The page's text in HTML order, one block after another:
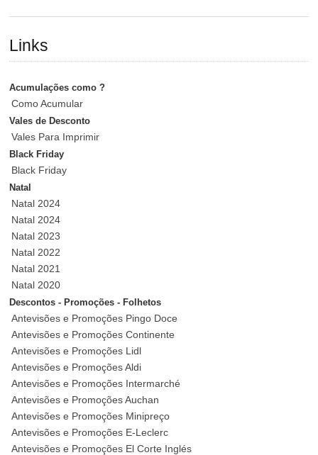
Links
Acumulações como ?
Como Acumular
Vales de Desconto
Vales Para Imprimir
Black Friday
Black Friday
Natal
Natal 2024
Natal 2024
Natal 2023
Natal 2022
Natal 2021
Natal 2020
Descontos - Promoções - Folhetos
Antevisões e Promoções Pingo Doce
Antevisões e Promoções Continente
Antevisões e Promoções Lidl
Antevisões e Promoções Aldi
Antevisões e Promoções Intermarché
Antevisões e Promoções Auchan
Antevisões e Promoções Minipreço
Antevisões e Promoções E-Leclerc
Antevisões e Promoções El Corte Inglés